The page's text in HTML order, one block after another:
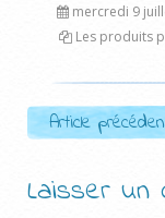
mercredi 9
Les produits
Post
Article
Laisser un